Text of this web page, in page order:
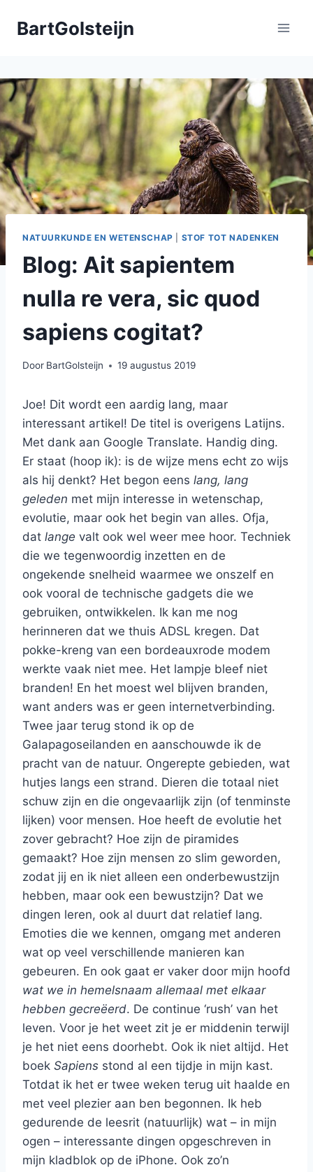
naarBartGolsteijn
NATUURKUNDE EN WETENSCHAP STOF TOT NADENKEN
Blog: Ait sapientem
nulla re vera, sic quod
sapiens cogitat?
Door BartGolsteijn 19 augustus 2019
Joe! Dit wordt een aardig lang, maar
interessant artikel! De titel is overigens Latijns.
Met dank aan Google Translate. Handig ding.
Er staat (hoop ik): is de wijze mens echt zo wijs
als hij denkt? Het begon eens lang, lang
geleden met mijn interesse in wetenschap,
evolutie, maar ook het begin van alles. Ofja,
dat lange valt ook wel weer mee hoor. Techniek
die we tegenwoordig inzetten en de
ongekende snelheid waarmee we onszelf en
ook vooral de technische gadgets die we
gebruiken, ontwikkelen. Ik kan me nog
herinneren dat we thuis ADSL kregen. Dat
pokke-kreng van een bordeauxrode modem
werkte vaak niet mee. Het lampje bleef niet
branden! En het moest wel blijven branden,
want anders was er geen internetverbinding.
Twee jaar terug stond ik op de
Galapagoseilanden en aanschouwde ik de
pracht van de natuur. Ongerepte gebieden, wat
hutjes langs een strand. Dieren die totaal niet
schuw zijn en die ongevaarlijk zijn (of tenminste
lijken) voor mensen. Hoe heeft de evolutie het
zover gebracht? Hoe zijn de piramides
gemaakt? Hoe zijn mensen zo slim geworden,
zodat jij en ik niet alleen een onderbewustzijn
hebben, maar ook een bewustzijn? Dat we
dingen leren, ook al duurt dat relatief lang.
Emoties die we kennen, omgang met anderen
wat op veel verschillende manieren kan
gebeuren. En ook gaat er vaker door mijn hoofd
wat we in hemelsnaam allemaal met elkaar
hebben gecreëerd. De continue ‘rush’ van het
leven. Voor je het weet zit je er middenin terwijl
je het niet eens doorhebt. Ook ik niet altijd. Het
boek Sapiens stond al een tijdje in mijn kast.
Totdat ik het er twee weken terug uit haalde en
met veel plezier aan ben begonnen. Ik heb
gedurende de leesrit (natuurlijk) wat – in mijn
ogen – interessante dingen opgeschreven in
mijn kladblok op de iPhone. Ook zo’n